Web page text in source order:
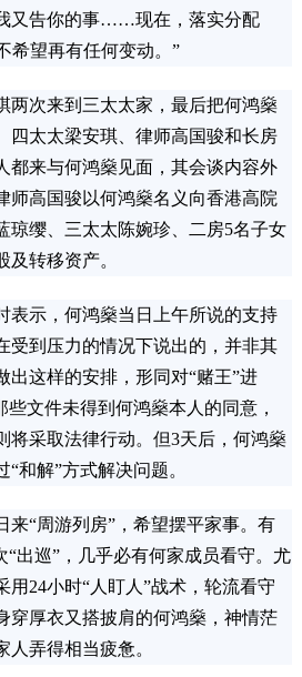
又告你的事……现在，落实分配
希望再有任何变动。”
两次来到三太太家，最后把何鸿燊
四太太梁安琪、律师高国骏和长房
都来与何鸿燊见面，其会谈内容外
师高国骏以何鸿燊名义向香港高院
琼缨、三太太陈婉珍、二房5名子女
及转移资产。
表示，何鸿燊当日上午所说的支持
受到压力的情况下说出的，并非其
出这样的安排，形同对“赌王”进
些文件未得到何鸿燊本人的同意，
将采取法律行动。但3天后，何鸿燊
和解”方式解决问题。
来“周游列房”，希望摆平家事。有
“出巡”，几乎必有何家成员看守。尤
用24小时“人盯人”战术，轮流看守
穿厚衣又搭披肩的何鸿燊，神情茫
弄得相当疲惫。